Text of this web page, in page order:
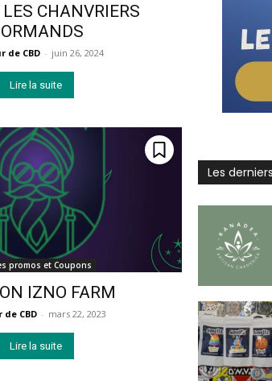
CHANVRIERS
de CBD - juin 26, 2024
Lire la suite
promos et Coupons
IZNO FARM
CBD - mars 22, 2023
Lire la suite
Les